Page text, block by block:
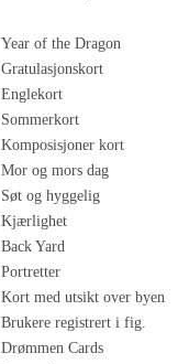
Year of the Dragon
Gratulasjonskort
Englekort
Sommerkort
Komposisjoner kort
Mor og mors dag
Søt og hyggelig
Kjærlighet
Back Yard
Portretter
Kort med utsikt over byen
Brukere registrert i fig.
Drømmen Cards